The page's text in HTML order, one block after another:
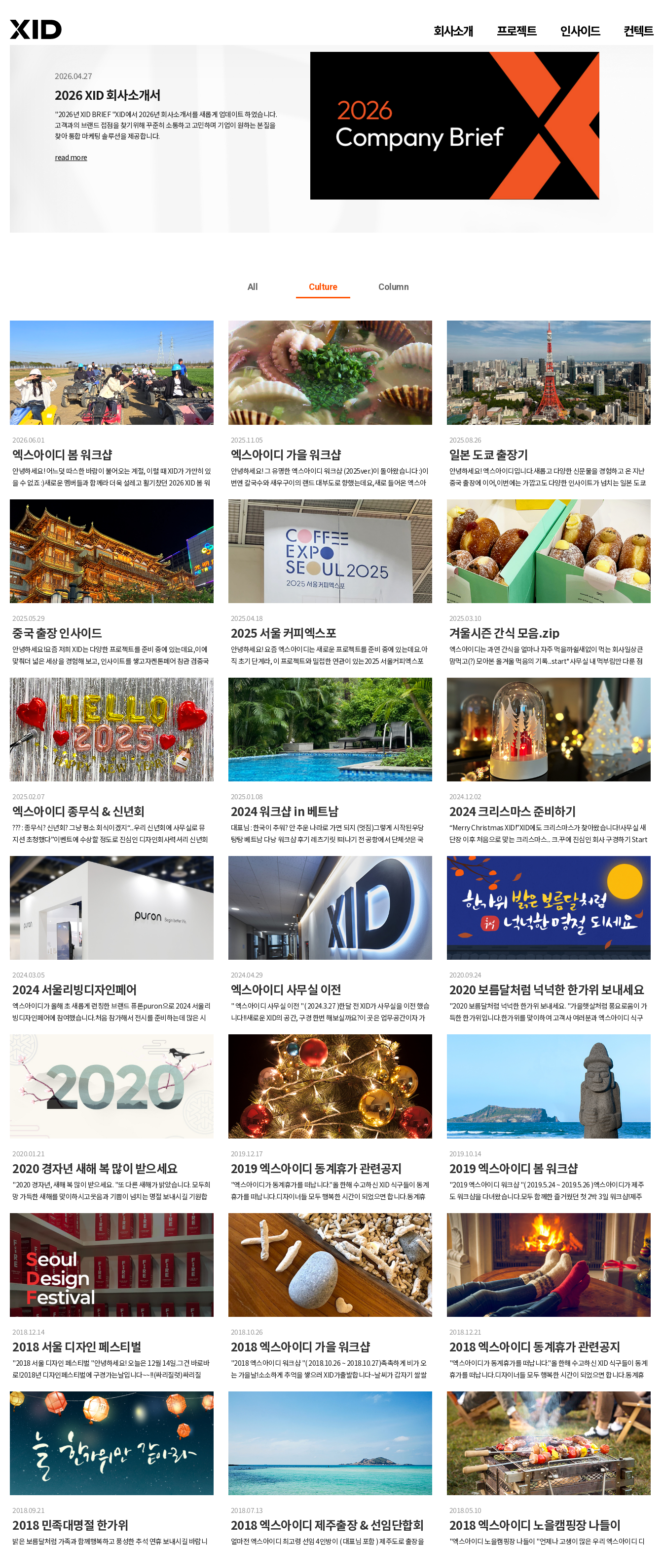
회사소개 프로젝트 인사이드 컨텍트
2026.04.27
2026 XID 회사소개서
"2026년 XID BRIEF "XID에서 2026년 회사소개서를 새롭게 업데이트 하였습니다.
고객과의 브랜드 접점을 찾기위해 꾸준히 소통하고 고민하며 기업이 원하는 본질을
찾아 통합 마케팅 솔루션을 제공합니다.
read more
All Culture Column
2026.06.01
엑스아이디 봄 워크샵
안녕하세요! 어느덧 따스한 바람이 불어오는 계절, 이럴 때 XID가 가만히 있
을 수 없죠 :)새로운 멤버들과 함께라 더욱 설레고 활기찼던 2026 XID 봄 워
시작부터 기분 좋았습니다~.~그럼 본격적으로 시작해보겠습니다!!식당 도
착하자마자 비주얼부터 배부른 만두전골로 배부터 채워줍니다!뜨끈한 국
물 한 입에 새로 합류한 멤버들과의 보이지 않는 벽도 사르르 녹아내리는
중..ㅎㅎ진짜 국물 한 입 먹자마자 분위기까지 함께 풀려버리는 느낌이었달
까요..낯가림을 전골로 풀어주면서~ 이 기세를 몰아 숙소 도착하자마자 진
행한 A/B팀 단체전의 서막!승패보다 원팀! 실수해도 품어주고 서로 캐리 해
주는 우리 멤버들 덕분에갓☆벽한 팀워크 증명 완료!뉴페이스들도 자연스
럽게 스며들어 서로 챙겨주는 모습이 뜨거운 감동의 도가니ㅠ0ㅠ너무 뜨거
운 나머지 데여버림..배도 든든하게 채웠으니 이제 ATV를 타고 야생의 향기
든 먼저 나가지 않고 서로 함께 나아가는 우리들!이게 바로 엑스아이디 아
니겠습니까요오??누가 뒤쳐지면 자연스럽게 기다려주는 모습에 괜히 또
감동 한 스푼 추가됐습니다ㅠ.ㅠ아까 밥 먹지 않았냐구요? XID에 온 이상
했습니다…닭고기에 싱싱한 해산물이 듬뿍 들어간 닭해물탕…해물파전..
불고기.! 다시 봐도 또 배고파지는 매직..(사진 찍느라 다들 젓가락 들고 대
기 중인 건 비밀 ㅎㅎ)야외게임에 이어 본격적으로 시작된 실내 레크레이
션..!! 오전보다 텐션이 훨씬 올라온 상태라 응원 소리도 리액션도 두배였습
니다ㅋㅋ대표님의 진심이 담긴 게임 준비와 진행 덕분에 몰입도와 텐션이
최고조였던 :)새로 합류한 멤버들도 어느새 자연스럽게 섞여서 목청 터져라
응원하고 서로 즐기는 시간이였어요~!처음엔 조용하던 사람들도 어느 순
간 제일 크게 웃고 있더라구요 ㅋㅋXID의 밤은 낮보다 아름답다! (라고 쓰
고 먹부림이라 읽는) 열심히 놀고, 열심히 협동했으니 이제는 속마음을 나
지!서로 말 못했던 속 깊은 이야기부터 배꼽 잡는 에피소드까지, 웃음과 감
동이 공존했던 XID의 밤!시간 가는 줄 모르고 이야기꽃 피우다 보니 어느새
새벽이 되어버렸다는 후문입니다 ~.~늦은시간까지의 이야기꽃 덕에 눈은
안 떠지지만 국물은 뜰 수 있잖아요? ㅎㅎXID 단골 해장메뉴 칼국수로 해장
꽤 웃겼습니다 ㅋ이쯤되니 마지막 일정이란게 너무 아쉬워지네요 ㅠㅠ하
지만.. 마지막까지 그냥 넘어갈 XID가 아니죠~!워크샵 출발 전에 팀을 짜서
3인 1조 사진 미션도 진행했습니다!대표님께서 엄청난 선물이 준비되어있
다 하셔서 다들 정말 열심히 찍었습니다.. ㅎㅎ어디에 투표할지 일생일대의
고민에 빠져버린 멤버들..XID의 워크샵은 단순히 노는 목적이 아닌, 원활한
온보딩을 도와준다구요~!함께 웃고 떠들고 이야기 나누다 보니 어느새 훨
씬 가까워진 느낌이었습니다~이 기세를 몰아 엑스아이디는 더 높이, 더 멋
지게 비상해 보겠습니다!
2025.11.05
엑스아이디 가을 워크샵
안녕하세요! 그 유명한 엑스아이디 워크샵 (2025ver.)이 돌아왔습니다 :)이
번엔 칼국수와 새우구이의 랜드 대부도로 향했는데요,새로 들어온 엑스아
끈끈한 동료애를 쌓으러 가보실까요?한갓진 금요일, 풍류를 즐기며 식사부
터 때려줍니다동죽조개 부드럽고 감칠맛에.. 쭈꾸미 육회 꼬막 파전어느하
나 거를 타선 없이 맛있었어요첫 식당부터 아주 감다살밥 먹었으면 카페도
진하게 뿌셔줍니다!배불러도 빵들어갈 위장은 있다.jpg카페까지 야무지게
다녀왔다면이제 숙소로 가볼까요??따라다랏다~...(러브하우스 bgm..)넓
은 통창뷰와 수영장, 노래방, 게임룸까지 갖춰진 숙소라니!1박으로만 즐기
기에 너무 아까울 정도였어요!당장 즐겨보도록 합니다3rd Floor_놀이방
입니다.선수입장, 다들 알아서 주전공으로 자리잡고 앉습니다.오락기로 피
튀기는 배틀을 시작한 자들과갓 데뷔한 신인듀오의 단독 콘서트그리고 방
참여했거든요!워크샵까지 와서 회의에 열중하게 만드는엑스아이디의 새
로운 프로젝트는 대체..?!열심히 놀고 열심히 회의했으면 말이죠,밥먹은지
겨우 세시간 지났지만대부도에 왔으니 새우구이는 또 먹어줘야 하지 않겠
니다2024 베트남전에 이어 포상연차를 차지할 팀은 과연..?!게임에 진심이
신 대표님...여러가지 철저하게 준비해주신 덕분에협동심과 배신이 공존하
는 의미있는 시간을 가졌습니다 ㅎㅎ본격적으로 술판을 벌여볼까요지난
전투는 뒤로 하고 우리는 원래가 한 팀이니화합의 의미로다가 원으로 빙글
둘러 앉아요어우 그득한 냉장고 보기만해도 든든합니다그렇게 새벽 늦게
까지 다같이 게임과 음주가무를 즐기고다음날 아침 해장으로 칼국수 때려
줬습니다.그렇게 즐겁게 대부도 워크샵 마무리~~새로 온 팀원들과도 더 가
까워지고 동료애를 쌓을 수 있었던 2025 워크샵,앞으로의 걸음이 더 든든
해졌습니다 :)엑스아이디는 대부도의 추억을 힘삼아, 또 한 걸음 나아가보
2025.08.26
일본 도쿄 출장기
안녕하세요! 엑스아이디입니다.새롭고 다양한 신문물을 경험하고 온 지난
중국 출장에 이어,이번에는 가깝고도 다양한 인사이트가 넘치는 일본 도쿄
와 함께XID와 Aplum, Defining의 첫번째 크리에이티브 워크샵이기도 한
의미있는 출장기,지금부터 함께 봐주세요 :)출장 첫 날,인천공항에 도착하
자마자 이번 출장의 결의를 다지며,,화이팅 한번 해주고 도쿄로 출발합니다
~무사히 도착하여 숙소에 짐을 내려놓은 뒤,바아~로 시내 중심부로 이동
해 1차 시장조사를 시작해 주었습니다.먼저, 보여드린 사진의 장소는 ‘마루
노우치'의 ‘KITTE’인데요.도쿄 중심부에 위치한 복합문화공간으로내부엔
쇼핑, 전시, 레스토랑, 디자인 편집숍 등 문화·상업 기능이 어우러진 공간이
라다양한 디자인 아이템과 아이디어를 접할 수 있는 인상적인 공간이었습
니다.* 현 건물은 과거 일본우정청 건물을 리노베이션하여 조성된 상징적인
련된 거리 중 하나답게,아름다운 도시경관을 배경으로 여러 커플들이 웨딩
사진을 촬영하는 모습도 볼 수 있었습니다.오후부터 둘러보다보니 금방 밤
이 되었네요.이렇게 첫 날을 마무리하며 숙소 근처 우에노 시장에서모두 함
하늘과 함께 시작하는 이튿날!오늘은 세계적인 명품 쇼핑거리인 긴자로 향
했습니다.긴자거리는 명품뿐만 아니라 문구, 디자인 소품 컨셉 스토어도 유
명한 것 알고계신가요?그 중 저희가 방문한 장소는 100년 이상의 역사를
지닌 창의적인 일본 대표 문구 편집숍인 이토야와트렌디한 제품 큐레이션
과 다양한 디자인 소품,뷰티,생활용품 등을 한 곳에서 만나볼 수 있는 로프
트,그리고 무지(MUJI)의 철학과 브랜드 정체성이 집약된 무지 플래그십 스
토어인데요.방문한 이 세 곳 모두 단순한 문구점, 리테일 공간을 넘어 삶 전
반을 아우르는 라이프스타일 제안과공간 경험을 한 곳에서 할 수 있는 장소
들이라 다양한 인사이트를 얻으며 시간 가는 줄 모르고 구경을 했습니다.문
를 알차게 구경한 후 다음 장소인 롯폰기로 향했습니다.롯폰기에서 첫번째
방문한 곳은 바로 ‘아자부다이 힐스' 라는 곳인데요.아자부다이 힐스는 ‘도
심 속의 현대적인 마을’을 콘셉트로 설계된 프리미엄 복합 단지로,삶, 예술,
비즈니스가 공존하는 새로운 도시 공간 모델로 주목받고 있는 대형 복합문
디오(Heatherwick Studio)가 참여하여,감각적이면서도 유기적인 디자
인으로 구성되어 있습니다.도쿄에 방문했다면, 전망대도 빼놓을 수 없죠.롯
폰기 힐즈의 타워플라자 꼭대기에 위치한‘도쿄 시티뷰 전망대’는 도쿄 도심
을 한눈에 조망할 수 있는 대표적인 스카이 뷰 포인트인데요.원래 스카이라
운지 카페에서 커피와 함께 전망을 즐길 계획이었지만,아쉽게도 휴무라 미
세먼지 없는 맑은 도쿄 하늘이 펼쳐진 전경을 감상할 수 있는 것만으로 만족
하기로 했습니다.사진에서처럼 가슴이 탁 트이는 시원한 이 뷰는 이번 출장
에서 인상적인 순간으로 남았습니다.두 대표님들의 기념사진 쁘이일정을
마친 후에는 팀끼리 식사하는 시간을 가졌고,그 중 XID팀은 우에노 지역의
즐겼답니다.(대표님 최고!)엄청난 활동량으로 하루가 이틀같이 느껴진 두
번째 날이었네요^^..!셋째날 아침!다리가 여전히 무겁지만 아침산책 놓칠
수 없고요..산책으로 워밍업해주고 오늘의 일정도 힘차게 시작합니다.
2025.05.29
중국 출장 인사이드
안녕하세요!요즘 저희 XID는 다양한 프로젝트를 준비 중에 있는데요,이에
맞춰더 넓은 세상을 경험해 보고, 인사이트를 쌓고자켄톤페어 참관 겸중국
회)그래서.. 이 인사이드는 4/13-4/19까지 숨 가쁘게 달려 온6박 7일간의
중국 출장 일지입니다.약 4시간의 비행 끝에 심천 공항 도착!이제 시작이다
정신 똑바로 차려라(라며 나 자신에게 주문을 걸어봅니다..)도착하자마자
우리 직원들을 놀라게 한중국의 안면인식 자판기역시 중국은 자판기부터
보법이 다르네 ..첫날은 가볍게거래처 공장과 사무실 투어를 하고,제법 멋
진 중국 코스 요리를 먹었습니다우리 코스 어떤데 ..여러분께 인정받고 싶은
맘으로야무지게 찍어보았읍니다.맛은 귀엽지 않지만잔은 너무 귀여운 마
오타이주 잔 구경하고 가세요2일차는 공장 견학의 날!아무리 바쁜 일정이
라도모닝 카페인 충전은 필수인 거 뭔지 아시죠?편의점 모닝 라떼로 하루
몰라다양한 공장들을 야무지게 견학 중인 XID 크루들~~!그 중 가장 기억에
남는 공장은 캐리어 공장이었는데요,이곳은 다양한 여행용 가방을 생산하
고바이어의 요구에 맞춘맞춤형 제품도 생산이 가능하더라구요!이렇게 글
신기하면서도 새로운 경험이었습니다.그리고 저녁은 몽골족 전통 요리 식
당에서 양고기를 먹었는데요,너무 맛있어서 계속 추가 주문을 했습니다.
(앞쪽 스크린에서 양들이 넓은 초원에서 행복하게 뛰어다니는 영상을 계속
틀어줘서최대한 고개 돌리고 먹은 건 비밀...)그리고 대망의 3일차!모두가
기다리던 켄톤페어를 참관하는 날입니다!저희는 소형가전 제품군을 볼 수
있는 1기에참관하였습니다~일산 킨텍스 15배의 스케일에하루 2만보를 걸
어도 반의 반의 반도 못 본다는전설(?)의 페어인 만큼입장 전 비장한 명찰샷
한 컷XID 아자아자 파이팅! (진지근엄)약 2시간 정도의 긴 기다림 끝에 드
디어 입장!실제로 보면 더 압도되는 엄청난 규모의 부스들저희는 효율적인
고명함과 카탈로그를 수집 수집 또 수집하였습니다..!규모가 크기 때문에
구역을 이동할 때에는이런 미니 셔틀을 이용해서 체력을 안배합니다 ..강한
자만이 살아남는다.저희는 모두 살아서 돌아갈 것입니다 !!열심히 구경하다
보면 시간이 순삭입니다..켄톤페어는 생각했던 대로 규모도 크고 볼거리도
낄 수 있었습니다.단순한 전시회 구경이 아닌 회사의 성장에도도움이 될 만
한 인사이트들을 많이 얻을 수 있어서 값진 시간이었습니다!그리고 저녁은
저희 대표님의 중국 출장 원픽 음식점!광둥식 딤섬 전문집 ‘점도덕(点都
德)’가성비 맛집으로 추천드립니다!닭다리인 척하는 바닐라 아이스크림과
저의 마음을 사로잡은 광저우의 가로등.너무 빈티지하고 예쁘지 않나요?
(제법 F 같은 나 자신에 취한다 ..)4일차는 조금 여유롭게 광저우 시내와 쇼
핑몰 둘러보는 날!요즘 저희 XID에서 커피 관련 새로운 프로젝트를 준비 중
관광지라는 ‘영경방(永庆坊)‘에 방문했는데요,깔끔하게 잘 관리된 모습이
인상적이고,광저우의 역사적 건축물과 문화를 체험할 수 있는 시간이었습
니다.그리고 저녁에는 야무지게 쇼핑몰 투어까지클. 리. 어.!5일차 아침이
밝았습니다.5일차는 광저우에서 심천으로 넘어가는 날!동해 번쩍 서에 번
생산 라인들을 직접 볼 수 있어서 너무나 신기했어요그리고 심천의 대표적
인 복합 쇼핑몰 coco park 방문!중국 Z세..
2025.04.18
2025 서울 커피엑스포
안녕하세요! 요즘 엑스아이디는 새로운 프로젝트를 준비 중에 있는데요.아
직 초기 단계라, 이 프로젝트와 밀접한 연관이 있는2025 서울커피엑스포
여드릴게요~!이 날은 전시 첫 날인데도 불구하고, 정말 많은 사람이 방문했
는데요.이번에 총 900개의 부스가 참여했다고 하는데, 그래서인지전국 각
지 뿐만 아니라 해외에서까지 참 여러 분들이 찾아오셨더라구요.우리나라
가 커피 강국 중 하나라는 걸 다시 한 번 깨달았습니다.각 커피 부스에 방문
해 시음을 요청드리면, 이렇게 바로 커피를 내려주시는데원두마다의 특색
을 설명 듣고 내려진 커피를 바로 시음해보니 평소에 먹던 커피보다 더 풍미
롭게 느껴졌어요.이어지는 부스 구경!각 브랜드마다 개성있고 눈에 띄는 여
러 부스들이 눈을 사로잡았습니다.이번 전시에서는 로스터즈 클럽, 티하우
스 클럽 등 분야별 특별 기획관이 마련되어 있었는데요.누구나 알만한 브랜
자기 귀여운 패키지도 눈에 담아 줍니다~그리고 이번 엑스포에는 커피 뿐
만 아니라, 베이커리 디저트류 등 많은 곳들이 입점해 있었어요!확실히 커
피와 잘 어울리는 메뉴들이라 그런지시음 중인 커피와 함께 곁들이니 금상
중에 하나였던 K-카페 챔피언십!여러 카페의 바리스타분들이 나오셔서 카
페 최강자를 향해 겨루는 대회였습니다.다들 열정 넘치시는 모습이 멋져보
였어요.그리고 잠시 앉아 쉴수 있어서..(먼 산) 더욱 좋았습니다.그렇게 엑스
포를 이곳저곳 야무지게 둘러보다보니이만큼이나 모여진 관련 자료들......
분야별로 꼼꼼히 정리해서 사무실로 챙겨가도록 할게요.이번 2025 서울커
피엑스포는 생각했던 커피 시음 뿐만 아니라 이런 저런 볼거리와 즐길거리
들이 많아디자인적으로, 마케팅적으로도 견해를 넓힐 수 있는 즐거운 전시
였습니다.그럼 앞으로 엑스아이디의 행보 많이 지켜봐주세요♡
2025.03.10
겨울시즌 간식 모음.zip
엑스아이디는 과연 간식을 얼마나 자주 먹을까쉴새없이 먹는 회사일상큰
맘먹고(?) 모아본 올겨울 먹음의 기록...start*사무실 내 먹부림만 다룬 점
부터 시작해볼까요사 마실때도 많지만 만들어 마실 때도 많답니다!아시나
요? 우리회사엔 전문카페장비가 갖춰져있다는걸...(커피머신,블렌더,그라
인더,오븐 등)그래서 가끔 과일이 감당 힘들정도로 넘쳐나면블렌더로 생과
일주스/생바나나우유를 만들어 먹는게 가능하다구요!장비중엔 죽은빵도
살려낸다는 발** 토스터도 있습니다.한동안 출근하자마자 토스터에 빵부
터 굽기 챌린지 했어요방금 나온 토스트에 매일 다른 잼 골라 바르기 못참
아...그 뿐만 아니라 가끔 이벤트로,보들촉촉 프렌치 토스트 with 슈가파우
더대표님이 손수 이렇게 아침 만들어 주신다구요~!업무가 바쁘면 못 만들
어먹지 않나요 : 네 그래서 사먹습니다. (안먹는건 선택지에 없음)회사 1층
때 입조심 하도록 합니다..찜기 뽕을 뽑아야하니 우리 겨울동안 다복하게 이
거저거 쪄먹도록 해요(정작 쪄먹었던 호빵은 흡입했는지 사진이 없음)호빵
찜기 뽕뽑기 첫 희생자는 만두두 사진이 다른 날이에요 만두는 매일 먹어도
기다림이 힘든 반항세력들은 몰래 에어프라이기에 돌려먹죠간식 맞아요
밥먹고 두시간 지났던 걸로 기억...(점점 기억력의 한계를 느끼는중)이것도
같은 날이 아니라 다른날인데..얘네도 점심 잘 먹고 겨우 두시간 지나고 먹
었어요엄연한 간식입니다어린이집 간식시간.jpg하도 뭘 많이 먹어서 1인
1식판 장만했습니다요건 대표님표 과일 플래터 + 과일모찌으럇차~!! 아 겨
울엔 귤~~!!!아 겨울엔 군밤 군고구마쥬~~!!아이고 빠뜨릴뻔했네냉동고 열
고 맛 골라먹는 재미가 쏠쏠했는데먹을건...사무실에 구비만 해두시는게 아
니라 어디 나가시면 꼭 뭘 사오십니다저저 김밥 때깔 기막히지 않나요 백화
점 가셨다가 비주얼에 반해서 사오셨대요!당장 뱃속으로 사라져외근 나가
심)우린 평등 빼면 시체인 민족이라 집착적으로 갈라먹어요요 감자빵 맛있
어요! (이건 언제 사오셨지)쫀득한 얇은 빵 안에 진짜 매쉬 포테이토가 들어
있어요!feat. 입가심 대표님표 과일플래터아니 이게 미치겠는게인사이드
작성하는 와중에 자꾸 뭘 먹어서 끝을 못내고있어요실시간 대표님표 모히
To be continue...막줄 적는 순간까지도 피자를 시키셨습니다(신메뉴 모
히또 에이드에 곁들임이 필요하다고 하십니다)진짜 진짜 끝
2025.02.07
엑스아이디 종무식 & 신년회
??? : 종무식? 신년회? 그냥 평소 회식이겠지“...우리 신년회에 사무실로 뮤
지션 초청했다”이벤트에 수상할 정도로 진심인 디자인회사력셔리 신년회
그날은 종무식 기념으로 다같이 점심먹고 미니어처를 만들기로 했어요!대
표님의 따뜻하고 아기자기한 아이디어였죠!저희는 도란도란 얘기하며 만
드는 가벼운 미니어처를 상상했어요왜 망각했을까요우리는 본격적이 아니
면 시작조차 안한다는걸..(feat. 192피스)심지어 완성하는 즉시 각자 퇴근
이라고....?지금부터 조기 퇴근 서바이벌을 시작하지미취학아동 미술교실
아님.jpg 미니어저 만들기2시간여의 대장정 끝에 다들 예쁘게 완성~!각자
만든 미니어처를 서로 조립하고 조명도 연결했더니브루노마스도 울고 갈
아파트가 짜자잔(2층 왼쪽부터 평안한 침실, 베이커리, 리빙룸, 소녀감성
침실과일가게, 패스트푸드점, 북스토어, 편의점, 티타임)귀엽고~ 깜찍한
안했는데 그럴리가요숨가쁘게 풍선부터 불어재껴 볼까요오해할까봐 말해
두는데 파티룸 아닙니다.테이블세팅 뭔데레스토랑도 아니에요.하지만 레
스토랑 안부럽게 잘 먹었다구요~!케이터링 푸드부터 와인, 샴페인까지 짱
맛...대체 사무실에 소맥제조기는 왜있는건지일단 파티니까 냅다 꺼내서 소
자꾸 지금 나오는 노래 사람이 직접 부르고 있다는거에요 나 바보 아닌데어
떻게 사람을 그런걸로 속이냐구 떵떵거리면서 문열었는데 이왜진...?저 아
직 술 입에도 안댔...뇌는 아직 놀라있는데 넘 감미로워서 귀부터 냅다 적응
해버렸어요칵테일 한잔 마시면서 옥구슬같은 목소리 들으니 좋더라구요아
웃오브캠퍼스 화이팅~!신년회의 하이라이트, 선물 교환식이에요!선물교
환은 카테고리가 두가지였어요.대표님이 따로 준비하신 재미를 챙긴(ㅋㅋ)
쓸모없는 선물 받기와각자 사온 2만원 이내 선물을 모아두고 랜덤으로 가
같이 오열ㅠ (저 집사카펫의 키워드는 ‘공주님’ ^^....)어째서 저런 운명은 매
번 과장님께만 ㅠㅠㅋㅋㅋㅋㅋㅋㅋㅋㅋㅋㅋㅋ자세한게 궁금하시다면
‘쓸.선.모’ 는 엑스아이디 스튜디오 유튜브에 올라가있으니 많관부~!!>>영
상 보러가기
2025.01.08
2024 워크샵 in 베트남
대표님 : 한국이 추워? 안 추운 나라로 가면 되지 (멋짐)그렇게 시작된우당
탕탕 베트남 다낭 워크샵 후기 레츠기릿 !떠나기 전 공항에서 단체샷은 국
(비행기에서 잠밖에 안 잔 건 안 비밀)떠날 땐 겨울이었는데, 여긴 여름이라
구요 .. !숙소는 메리어트 다낭 논누억버기카로 태워서 데려다 주시는데 뷰
미쳤고, 대저택 폼 장난 아닙니다(편의를 위해 우린 독채 총 4개를 썼어요!
대표님 짱짱맨)근데, 잊은게 있죠? 맞아요 배고파요당장 밥 먹으러 가 ! !! ! !!
찍길 잘한 음식사진, 쌀국수 나오자마자 정신 놓아버렸어요베트남 음식 원
래 이렇게 맛있었나요..? 눈물 흘리면서 먹었습니다(2025년 1월 기준 아직
도 눈물 닦는 중)[ 워크샵의 꽃 ]레크리에이션, 다 같이 모여 앉아 게임타임
시작! (feat. 진행자 대표님)두 팀으로 나눠서 진행했는데, 과몰입해서 신경
전이 그냥 전쟁통저 수많은 게임 문제를 준비해오신 대표님께 박수를 ! ! ! ! !
타민 과용 수준이었어요우리의 잭후르츠와 망고깡패 잊지 않기로 해요 ...
☆둘째 날, 구시가지쪽 나가며 핑크 성당도 보고 왔어요!릴스 찍는다고 일
렬로 나란히 선 우리들 넘 귀엽고 ~~!구시가지는 정말 동남아 분위기가 물
씬 ...분위기에 취해 베트남 전통 옷 맞춘 분 여기 계십니다 ^^(블러를 뚫고
도록 합니다하루종일 쌓인 피로가 싹 풀리는 이 느낌 ..매일 밤 가장 큰 독채
에 다 같이 모여 먹부림 파티를 열어요!과일은 거짓말 안 하고 한 50팩 사먹
은 것 같아요 ,,,,,,롯데마트에서 사 온 과일까지 있어서... 마지막 날은 망고
할당량 못 채우면 아무도 못 들어갔음.숨 쉴 틈도 없이 다음 날, 호이안에 갔
어요!(풍등 색감 진짜..미쳤다)뭔가 허전하시죠? 누가 뭐래도 호이안에 가
면소원배 !지금 이 순간 내가 바로 극동아시아의 라푼젤물에 뜬 촛불과 강
양쪽으로 즐비한 반짝이는 야시장이 물에 비치는데야경이 진짜 환상적이
더라구요다낭에서의 마지막 저녁 식사랍스터 딱 대.??? : 뭐 태어나려고 하
는거 아냐?ㅋㅋㅋㅋㅋㅋㅋㅋㅋㅋㅋㅋㅋㅋㅋㅋㅋㅋㅋㅋㅋㅋ부화 직전 공
ㅋㅋㅋㅋㅋㅋㅋㅋㅋㅋㅋㅋㅋㅋㅋㅋㅋㅋ과수원 수준으로 사놓은 망고에
사회적 책임을 다하는 어른의 모습과신장개업한 탕비실을 다 털어먹고 쓰
레기 소환술하는 연금술사들...그리고 마지막날 아침_하필 떠나는 날 제일
맑은거냐며...떠나기 싫은 자들의 마지막 발악을 보고 계십니다' 호텔_뽕_
2024.12.02
2024 크리스마스 준비하기
“Merry Christmas XID!”XID에도 크리스마스가 찾아왔습니다!사무실 새
단장 이후 처음으로 맞는 크리스마스... 크.꾸에 진심인 회사 구경하기 Start
스 팝업마켓 열리는거 아님들어가면 신발장 위에 요롷게 소품들이 반겨줍
니다따수워보이고 예뻐요 연말느낌 물씬~사무실 내에도 이런 장식들이 배
치되어있습니다.저건 대표님께서 집에서 가져오셨는데 무려 작동완구(트
리랑 기차가 빙글빙글 돌아가요)*겁나 무거움사다리 타고 회의실 유리에
도 찰딱 붙여줬습니다12월 지나고 저거 떼줄 180이상 남직원 구합니다회
사 여기저기 걸려있는 액자들!엑스아이디는 달마다 다양한 일러스트 작품
이 정기배송오는 서비스를 구독하고 있는데연말 가까워지면서 액자에 걸
리는 작품들도 크리스마스 느낌으로 싹 변했네요 ㅎㅎ갑분 호빵...(feat.군
고구마,군밤,핫초코)호빵 먹고싶다는 말에 호빵찜기 사다두는 회사 본적
다.4시 30분에 배송온 너란 트리 (근무시간 8:00 - 17:00)힘을 합쳐 뚝딱뚝
딱 만들어요. 5시 직전에 조명 거꾸로 감아서 모두 한마음으로 모른척함만
들어두니 반짝반짝 예뻐서 다들 기분 좋게 퇴근했답니다 ㅎㅎ다들 메리 크
리스마스! 행복한 연말 되세요 :)
2024.03.05
2024 서울리빙디자인페어
엑스아이디가 올해 초 새롭게 런칭한 브랜드 퓨론puron으로 2024 서울리
빙디자인페어에 참여했습니다.처음 참가해서 전시를 준비하는데 많은 시
스는 퓨론 제품의 이미지를 잘 나타낼 수 있도록 전체적으로 화이트 톤으로
꾸몄으며, 인테리어 오브제를 배치했습니다.한쪽 벽면은 욕실 인테리어로
장식되어 있어, 칫솔살균기 느낌을 잘 드러낼 수 있도록 시공되었습니다.드
디어 페어 시작!저희는 칫솔살균기를 메인으로 전시했는데요, 구강세정기
팁을 같이 살균할 수 있으면서 디자인 오브제까지 할 수 있는 제품입니다.저
희 퓨론 부스를 찾아주신 많은 분들께서 제품에 대한 긍정적인 평가를 해주
셨고 특히, 제품의 고급스러운 디자인과 품질에 대한많은 칭찬을 받았습니
되었습니다.전시 때 DP한 퓨론 칫솔살균기 제품입니다.(정말 예쁘죠?)관람
프터 분들이 도와주셨는데요,감사하게도 관람객분들이 많은 관심을 보내
주셨습니다. (저 많은 관람객분들이 보이시죠?)총 5일동안 진행된 2024 서
울리빙디자인페어!저희 퓨론 부스에 들러주신 모든 분들께 감사드립니다.
2024.04.29
엑스아이디 사무실 이전
" 엑스아이디 사무실 이전 " ​( 2024.3.27 )한달 전 XID가 사무실을 이전 했습
니다!!새로운 XID의 공간, 구경 한번 해보실까요?이 곳은 업무공간이자 가
로 장시간 앉아있어도 편안하답니다깔끔한 회의실은 쾌적하고 여유롭게
회의를 진행 할 수 있구요이제 모두가 가장 좋아하는 공간인 휴식공간 겸 스
튜디오로 가볼까요?스튜디오 중심에 호텔 라운지 같은 느낌의 카펫과 소파
가 있고 이를 둘러싸고 있는 여러 공간이 있답니다하나하나 소개해 드릴게
요~요리관련회사도 아닌데 주방에 진심인 회사를 고르라고 하면 주저없이
저희 회사를 선택할겁니다토스트기부터 시작해 커피 머신과 제빙기 오븐,
식기세척기 등등회사가 주방에 이렇게 진심이면 저희가 쓸 수 밖에 없잖아
요카페 짓밟을 수 있죠?​커피는 물론 스무디 등 다양한 카페 메뉴도 가능해
주방에서 다양한 음료를 만들어 먹고 있답니다이곳은 저희가 편하게 쉴 수
기 때문에 한 쪽에는 탈의실과 메이크업 룸도 있답니다미용실에서 볼 수 있
는 메이크업용 높낮이 조절의자에 앉아 거울에서 나오는 은은한 조명을 받
으면,에라이 기분이다!!! 메이크업 받은 사람들 전원 차은우, 장원영!!​이렇
서 더욱 더 새로워지는 XID 되겠습니다XID 화이팅!!!
2020.09.24
2020 보름달처럼 넉넉한 한가위 보내세요
"2020 보름달처럼 넉넉한 한가위 보내세요. "가을햇살처럼 풍요로움이 가
득한 한가위입니다.한가위를 맞이하여 고객사 여러분과 엑스아이디 식구
2020.01.21
2020 경자년 새해 복 많이 받으세요
"2020 경자년, 새해 복 많이 받으세요. "또 다른 새해가 밝았습니다. 모두희
망 가득한 새해를 맞이하시고웃음과 기쁨이 넘치는 명절 보내시길 기원합
니다.
2019.12.17
2019 엑스아이디 동계휴가 관련공지
"엑스아이디가 동계휴가를 떠납니다."올 한해 수고하신 XID 식구들이 동계
휴가를 떠납니다.디자이너들 모두 행복한 시간이 되었으면 합니다.동계휴
2019.10.14
2019 엑스아이디 봄 워크샵
"2019 엑스아이디 워크샵 "( 2019.5.24 ~ 2019.5.26 )엑스아이디가 제주
도 워크샵을 다녀왔습니다.모두 함께한 즐거웠던 첫 2박 3일 워크샵!제주
해보고,시원한 바닷바람 맞으며 무동력 레이싱까지!여유롭지만 알찼던 2
박 3일이였습니다.♥WELCOME TO JEJU♥카페 '제주펫' 앞에서 다함께
기념사진 찰-칵이 날 제주도는 날씨가 정말 좋았어요!우리가 걷는 이 길이
바로 R.U.N.W.A.Y...★그리고 다음날 방문한 이 곳은 바로 제주의 레이싱 명
소입니다!(클럽아님 주의)출발 전 안전 점검 꼼꼼하게 받아주세요~!그리고
시원하게 달려주시면 됩니다 ~~~! 다시 보니 또 가고싶네요!제주도의_흔
한_고깃집_뷰.jpg식후엔 고깃집 앞 바다에서 옹기종기모여 소라게 구경
하기~!이상 제주도 워크샵 겸 여행기를 마치겠습니다.다음에 또 봐요 안녕
~~!
2018.12.14
2018 서울 디자인 페스티벌
"2018 서울 디자인 페스티벌 "안녕하세요! 오늘은 12월 14일.그건 바로바
로!2018년 디자인페스티벌에 구경가는날입니다~~!!(싸리질럿)싸리질
서 매일 고민하는데요,이렇게 볼 거리가 있다는 건 간만에 나들이도 되고,
새로운 영감을 얻을 수 있는 좋은 기회입니다^^입구에 들어서자 벌써부터
구경 온 사람들로 북적거렸습니당.들어서자마자 전용서체로 독특하게 튀
는 배민.2018년 서울 디자인 페스티벌의'미래로 후진하는 디자인'이라는
컨셉에 어울리는 글귀와 부스디자인으로시선을 사로잡았습니다..!!"푸드
테크 회사에서 왜 자꾸 디자인 이야기를 할까."(ㅋㅋㅋ)저도 그건 궁금하네
요.영향력 때문이 아닐까요?앱 개발도 자신있고 광고 기획도 재밌게 잘하
니까디자인이 뒷받침 되어주면 브랜드 영향력이 강해지겠죠.(#어디까지나
#내생각)아 이거 정말 인상적이었는데요,각종 음식을 일러스트와 한글자
구경해봤어요!흔하디 흔한 가구가 지겨우신가요? (녜에~~!!)저희가 한번
앉아봤는데 종이가 엄청 튼튼하고나무나 플라스틱보다 유연성있어서 엉덩
2018.10.26
2018 엑스아이디 가을 워크샵
"2018 엑스아이디 워크샵 "( 2018.10.26 ~ 2018.10.27)촉촉하게 비가 오
는 가을날!소소하게 추억을 쌓으러 XID가출발합니다~날씨가 갑자기 쌀쌀
집으로 슝슝맛집의 상징이라는번호표(X->번호주걱)을받았습니다.기다려
서라도 먹고야 말겠다는 의지~ +_+ !!주걱에 쓰여있는 1은 1시간 기다리게
사를 했답니당~!기다린 보람이 느껴지는 그맛~!!찬바람이 부는 쌀쌀한 날
마다 생각날 것 같은 그 맛이었죠>.<(갑자기 분위기 블로그..)다음으로 향한
곳은 국내에서 손꼽히는커피맛으로 유명한카페 '오월의 숲'오월의숲을 운
영하시는 부부는맛있는 커피와 원두를 찾아미국, 아프리카 등전세계를 돌
아다니신대요!이렇게 직접 마중나오셔서 사진도 함께 찍어주셨답니다~! >.
<(그러고 보니 커피사진이 없...;;)| 아름답게 계단을 내려오는 미스XID 원
목살에 삼겹살, 가리비, 새우(사진은 없는데 진짜 먹었어요 진짜에요ㅜ)그
리고 바베큐하실분들은 앞으로등.갈.비 꼭구워드세요.!!!그냥 혹시나 해서
2018.12.21
2018 엑스아이디 동계휴가 관련공지
"엑스아이디가 동계휴가를 떠납니다."올 한해 수고하신 XID 식구들이 동계
휴가를 떠납니다.디자이너들 모두 행복한 시간이 되었으면 합니다.동계휴
2018.09.21
2018 민족대명절 한가위
밝은 보름달처럼 가족과 함께행복하고 풍성한 추석 연휴 보내시길 바랍니
2018.07.13
2018 엑스아이디 제주출장 & 선임단합회
얼마전 엑스아이디 최고령 선임 4인방이 ( 대표님 포함 ) 제주도로 출장을
2018.05.10
2018 엑스아이디 노을캠핑장 나들이
"엑스아이디 노을캠핑장 나들이 "언제나 고생이 많은 우리 엑스아이디 디